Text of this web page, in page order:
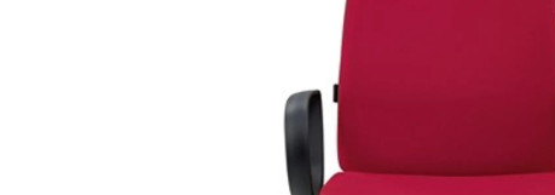
cadeiras operativas